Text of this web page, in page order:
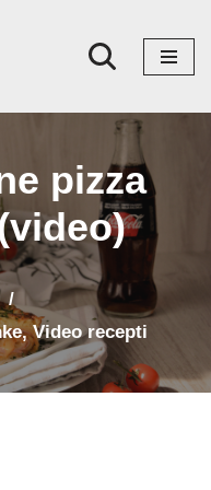
pizza
,Video recepti